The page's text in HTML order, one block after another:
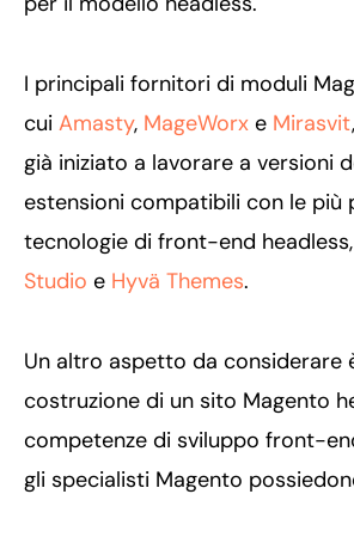
I principali fornitori di moduli
cui Amasty, MageWorx e Mirasvit
già iniziato a lavorare a versioni
estensioni compatibili con le più
tecnologie di front-end
Studio e Hyvä Themes.
Un altro aspetto da considerare
costruzione di un sito Magento
competenze di sviluppo front-
gli specialisti Magento